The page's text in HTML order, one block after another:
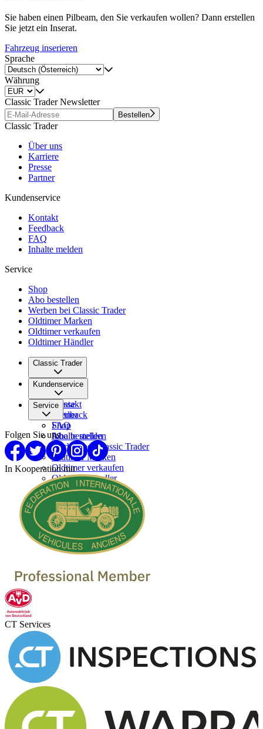
Sie haben einen Pilbeam, den Sie verkaufen wollen? Dann erstellen
Sie jetzt ein Inserat.
Fahrzeug inserieren
Sprache
Währung
Classic Trader Newsletter
Bestellen
Classic Trader
Über uns
Karriere
Presse
Partner
Kundenservice
Kontakt
Feedback
FAQ
Inhalte melden
Service
Shop
Abo bestellen
Werben bei Classic Trader
Oldtimer Marken
Oldtimer verkaufen
Oldtimer Händler
Classic Trader
Über uns
Karriere
Presse
Partner
Kundenservice
Kontakt
Feedback
FAQ
Inhalte melden
Service
Shop
Abo bestellen
Werben bei Classic Trader
Oldtimer Marken
Oldtimer verkaufen
Oldtimer Händler
Folgen Sie uns
In Kooperation mit
CT Services